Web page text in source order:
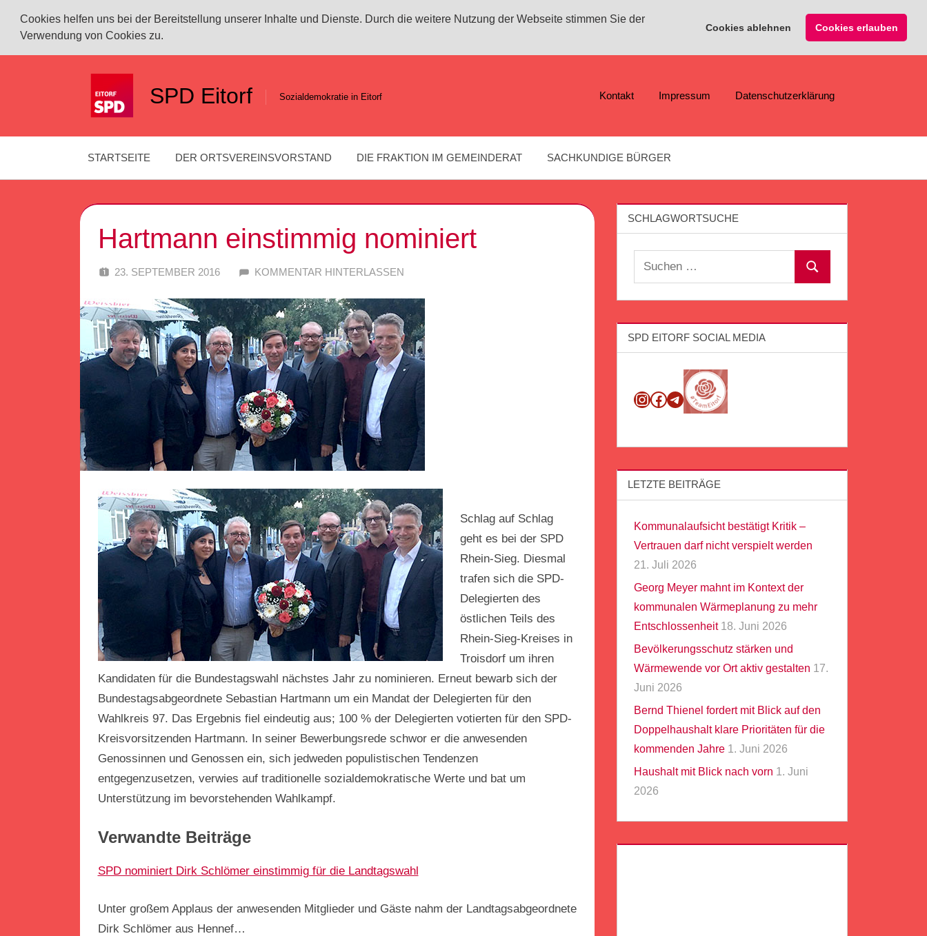
Cookies helfen uns bei der Bereitstellung unserer Inhalte und Dienste. Durch die weitere Nutzung der Webseite stimmen Sie der
Verwendung von Cookies zu.
Cookies ablehnen Cookies erlauben
SPD Eitorf Sozialdemokratie in Eitorf Kontakt Impressum Datenschutzerklärung
STARTSEITE DER ORTSVEREINSVORSTAND DIE FRAKTION IM GEMEINDERAT SACHKUNDIGE BÜRGER
Hartmann einstimmig nominiert
23. SEPTEMBER 2016 SPD EITORF
KOMMENTAR HINTERLASSEN
Schlag auf Schlag
geht es bei der SPD
Rhein-Sieg. Diesmal
trafen sich die SPD-
Delegierten des
östlichen Teils des
Rhein-Sieg-Kreises in
Troisdorf um ihren
Kandidaten für die Bundestagswahl nächstes Jahr zu nominieren. Erneut bewarb sich der
Bundestagsabgeordnete Sebastian Hartmann um ein Mandat der Delegierten für den
Wahlkreis 97. Das Ergebnis fiel eindeutig aus; 100 % der Delegierten votierten für den SPD-
Kreisvorsitzenden Hartmann. In seiner Bewerbungsrede schwor er die anwesenden
Genossinnen und Genossen ein, sich jedweden populistischen Tendenzen
entgegenzusetzen, verwies auf traditionelle sozialdemokratische Werte und bat um
Unterstützung im bevorstehenden Wahlkampf.
Verwandte Beiträge
SPD nominiert Dirk Schlömer einstimmig für die Landtagswahl
Unter großem Applaus der anwesenden Mitglieder und Gäste nahm der Landtagsabgeordnete
Dirk Schlömer aus Hennef…
SCHLAGWORTSUCHE
Suchen
SPD EITORF SOCIAL MEDIA
Instagram
Facebook
Telegram
LETZTE BEITRÄGE
Kommunalaufsicht bestätigt Kritik –
Vertrauen darf nicht verspielt werden
21. Juli 2026
Georg Meyer mahnt im Kontext der
kommunalen Wärmeplanung zu mehr
Entschlossenheit 18. Juni 2026
Bevölkerungsschutz stärken und
Wärmewende vor Ort aktiv gestalten 17.
Juni 2026
Bernd Thienel fordert mit Blick auf den
Doppelhaushalt klare Prioritäten für die
kommenden Jahre 1. Juni 2026
Haushalt mit Blick nach vorn 1. Juni
2026